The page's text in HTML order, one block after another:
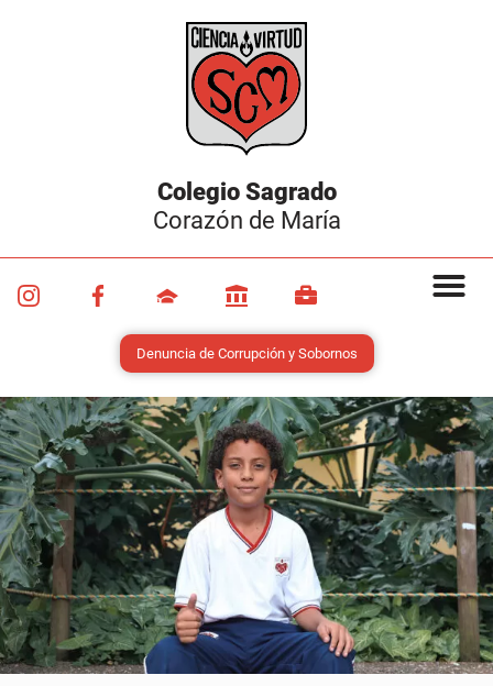
Colegio Sagrado
Corazón de María
Denuncia de Corrupción y Sobornos